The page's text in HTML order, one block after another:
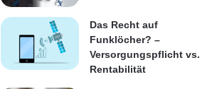
Das Recht auf
Funklöcher? –
Versorgungspflicht vs.
Rentabilität